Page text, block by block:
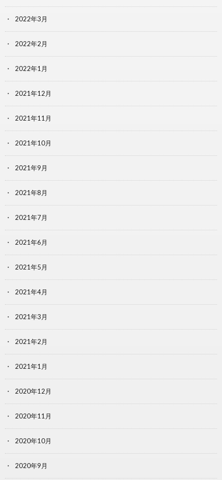
2022年3月
2022年2月
2022年1月
2021年12月
2021年11月
2021年10月
2021年9月
2021年8月
2021年7月
2021年6月
2021年5月
2021年4月
2021年3月
2021年2月
2021年1月
2020年12月
2020年11月
2020年10月
2020年9月